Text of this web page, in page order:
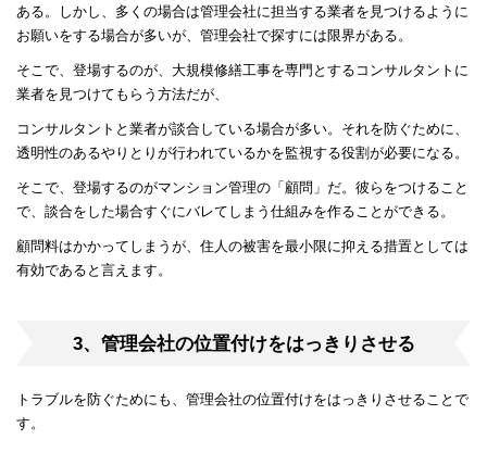
ある。しかし、多くの場合は管理会社に担当する業者を見つけるように
お願いをする場合が多いが、管理会社で探すには限界がある。
そこで、登場するのが、大規模修繕工事を専門とするコンサルタントに
業者を見つけてもらう方法だが、
コンサルタントと業者が談合している場合が多い。それを防ぐために、
透明性のあるやりとりが行われているかを監視する役割が必要になる。
そこで、登場するのがマンション管理の「顧問」だ。彼らをつけること
で、談合をした場合すぐにバレてしまう仕組みを作ることができる。
顧問料はかかってしまうが、住人の被害を最小限に抑える措置としては
有効であると言えます。
3、管理会社の位置付けをはっきりさせる
トラブルを防ぐためにも、管理会社の位置付けをはっきりさせることで
す。